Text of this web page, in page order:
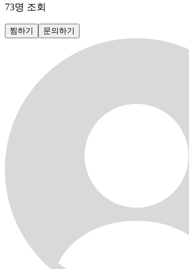
73명 조회
찜하기 문의하기